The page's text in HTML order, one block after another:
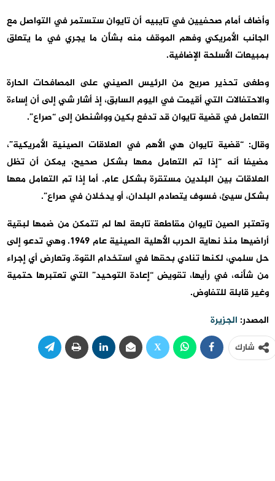
وأضاف أمام صحفيين في تايبيه أن تايوان ستستمر في التواصل مع
الجانب الأمريكي وفهم الموقف منه بشأن ما يجري في ما يتعلق
بمبيعات الأسلحة الإضافية.
وطغى تحذير صريح من الرئيس الصيني على المصافحات الحارة
والاحتفالات التي أقيمت في اليوم السابق، إذ أشار شي إلى أن إساءة
التعامل في قضية تايوان قد تدفع بكين وواشنطن إلى “صراع”.
وقال: “قضية تايوان هي الأهم في العلاقات الصينية الأمريكية”،
مضيفا أنه “إذا تم التعامل معها بشكل صحيح، يمكن أن تظل
العلاقات بين البلدين مستقرة بشكل عام. أما إذا تم التعامل معها
بشكل سيئ، فسوف يتصادم البلدان، أو يدخلان في صراع”.
وتعتبر الصين تايوان مقاطعة تابعة لها لم تتمكن من ضمها لبقية
أراضيها منذ نهاية الحرب الأهلية الصينية عام 1949. وهي تدعو إلى
حل سلمي، لكنها تنادي بحقها في استخدام القوة. وتعارض أي إجراء
من شأنه، في رأيها، تقويض “إعادة التوحيد” التي تعتبرها حتمية
وغير قابلة للتفاوض.
المصدر: الجزيرة
شارك